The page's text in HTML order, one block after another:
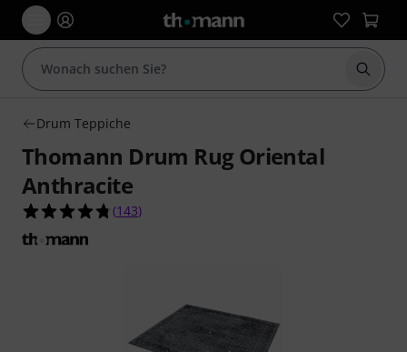
Suche
Drum Teppiche
Thomann Drum Rug Oriental
Anthracite
4.8 von 5 Sternen aus 143 Kundenbewertungen
(143)